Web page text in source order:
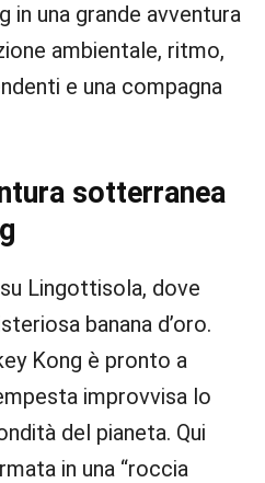
in una grande avventura
ambientale, ritmo,
e una compagna
sotterranea
Lingottisola, dove
banana d’oro.
Kong è pronto a
improvvisa lo
del pianeta. Qui
in una “roccia